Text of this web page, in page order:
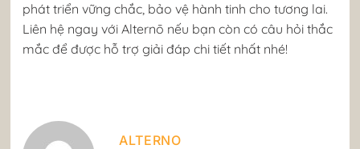
phát triển vững chắc, bảo vệ hành tinh cho tương lai.
Liên hệ ngay với Alternō nếu bạn còn có câu hỏi thắc
mắc để được hỗ trợ giải đáp chi tiết nhất nhé!
ALTERNO